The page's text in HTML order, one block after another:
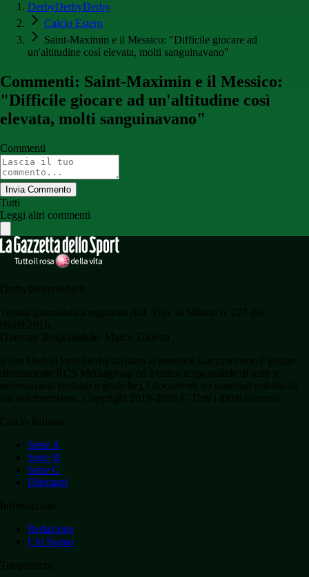
DerbyDerbyDerby
Calcio Estero
Saint-Maximin e il Messico: "Difficile giocare ad
un'altitudine così elevata, molti sanguinavano"
Commenti: Saint-Maximin e il Messico:
"Difficile giocare ad un'altitudine così
elevata, molti sanguinavano"
Commenti
Invia Commento
Tutti
Leggi altri commenti
Serie A
Serie B
Serie C
Dilettanti
Redazione
Chi Siamo